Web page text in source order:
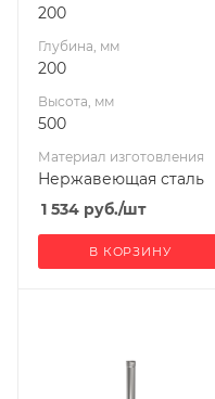
200
Глубина, мм
200
Высота, мм
500
Материал изготовления
Нержавеющая сталь
1 534 руб./шт
В КОРЗИНУ